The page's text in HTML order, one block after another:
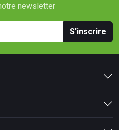
newsletter
S'inscrire